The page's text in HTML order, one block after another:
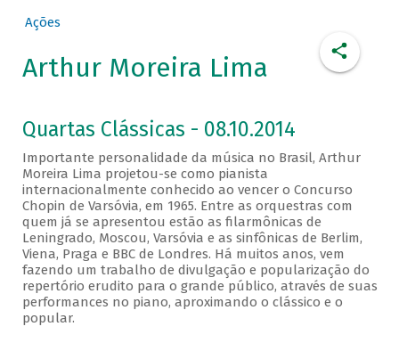
Ações
Arthur Moreira Lima
Quartas Clássicas - 08.10.2014
Importante personalidade da música no Brasil, Arthur
Moreira Lima projetou-se como pianista
internacionalmente conhecido ao vencer o Concurso
Chopin de Varsóvia, em 1965. Entre as orquestras com
quem já se apresentou estão as filarmônicas de
Leningrado, Moscou, Varsóvia e as sinfônicas de Berlim,
Viena, Praga e BBC de Londres. Há muitos anos, vem
fazendo um trabalho de divulgação e popularização do
repertório erudito para o grande público, através de suas
performances no piano, aproximando o clássico e o
popular.